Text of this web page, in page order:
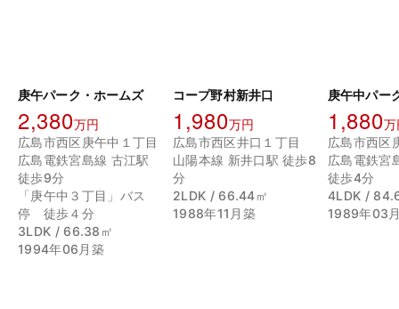
庚午パーク・ホームズ
2,380万円
広島市西区庚午中１丁目
広島電鉄宮島線 古江駅
徒歩9分
「庚午中３丁目」バス
停 徒歩４分
3LDK / 66.38㎡
1994年06月築
コープ野村新井口
1,980万円
広島市西区井口１丁目
山陽本線 新井口駅 徒歩8
分
2LDK / 66.44㎡
1988年11月築
庚午中パー
1,880万
広島市西区
広島電鉄宮
徒歩4分
4LDK /
1989年03